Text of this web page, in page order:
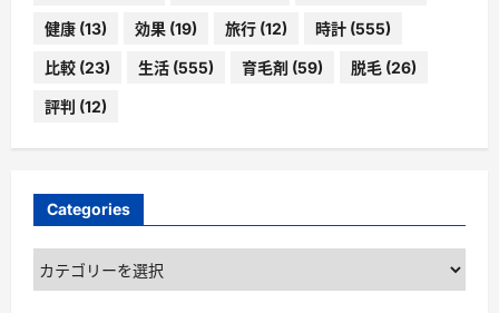
健康 (13) 効果 (19) 旅行 (12) 時計 (555)
比較 (23) 生活 (555) 育毛剤 (59) 脱毛 (26)
評判 (12)
Categories
Categories